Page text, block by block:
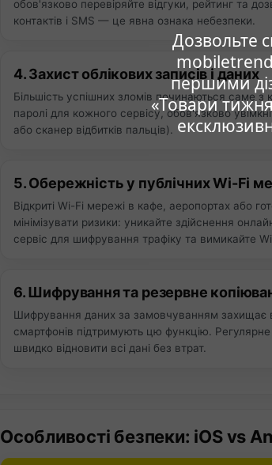
Дозвольте
першими
«Товари
обов'язково перевіряйте відгуки, рейтинг та
контактів і SMS — це явна ознака небезпеки.
4. Захист облікових записів і даних
Більшість успішних зломів починаються саме з
паролі для кожного сервісу, обов'язково
або сканер відбитків пальців).
5. Обережність у публічних Wi-Fi
Відкриті Wi-Fi мережі в кафе, аеропортах або
мінімізувати ризики: уникайте здійснення
сервіс для шифрування трафіку та вимикайте
6. Шифрування та резервне
Шифрування даних за замовчуванням захищає
смартфонів підтримують цю функцію.
швидко відновити всі дані без втрат.
Особливості безпеки: iOS vs